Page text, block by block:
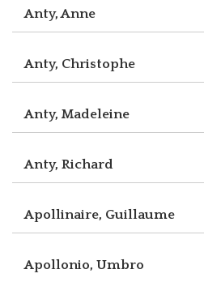
Anty, Anne
Anty, Christophe
Anty, Madeleine
Anty, Richard
Apollinaire, Guillaume
Apollonio, Umbro